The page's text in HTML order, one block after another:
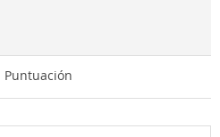
Puntuación